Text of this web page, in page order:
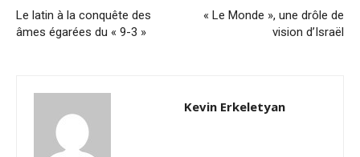
Le latin à la conquête des
âmes égarées du « 9-3 »
« Le Monde », une drôle de
vision d’Israël
Kevin Erkeletyan